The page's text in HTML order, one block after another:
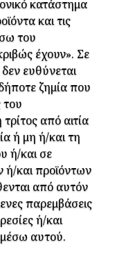
κατάστημα
και τις
του
έχουν». Σε
ευθύνεται
ζημία που
του
από αιτία
ή μη ή/και τη
ή/και σε
και προϊόντων
από αυτόν
παρεμβάσεις
ή/και
μέσω αυτού.